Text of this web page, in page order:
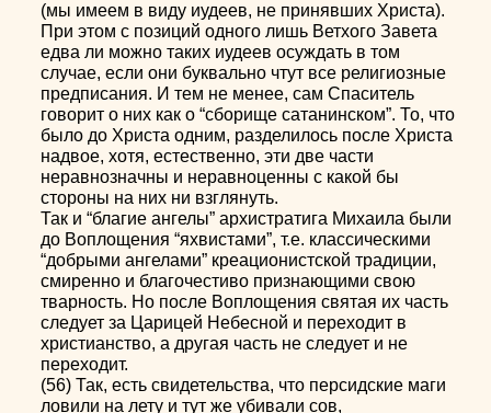
(мы имеем в виду иудеев, не принявших Христа).
При этом с позиций одного лишь Ветхого Завета
едва ли можно таких иудеев осуждать в том
случае, если они буквально чтут все религиозные
предписания. И тем не менее, сам Спаситель
говорит о них как о “сборище сатанинском”. То, что
было до Христа одним, разделилось после Христа
надвое, хотя, естественно, эти две части
неравнозначны и неравноценны с какой бы
стороны на них ни взглянуть.
Так и “благие ангелы” архистратига Михаила были
до Воплощения “яхвистами”, т.е. классическими
“добрыми ангелами” креационистской традиции,
смиренно и благочестиво признающими свою
тварность. Но после Воплощения святая их часть
следует за Царицей Небесной и переходит в
христианство, а другая часть не следует и не
переходит.
(56) Так, есть свидетельства, что персидские маги
ловили на лету и тут же убивали сов,